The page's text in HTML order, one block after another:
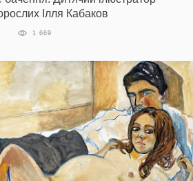
Ілля Кабаков
1 669